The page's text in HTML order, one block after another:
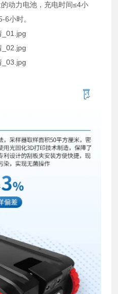
动力电池，充电时间≤4小
6小时。